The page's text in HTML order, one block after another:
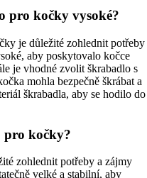
pro kočky vysoké?
je důležité zohlednit potřeby
aby poskytovalo kočce
je vhodné zvolit škrabadlo s
mohla bezpečně škrábat a
škrabadla, aby se hodilo do
pro kočky?
zohlednit potřeby a zájmy
velké a stabilní, aby